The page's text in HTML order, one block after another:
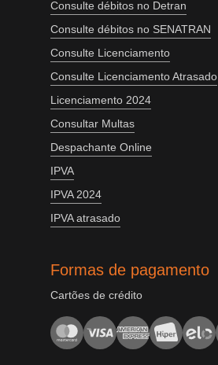
Consulte débitos no Detran
Consulte débitos no SENATRAN
Consulte Licenciamento
Consulte Licenciamento Atrasado
Licenciamento 2024
Consultar Multas
Despachante Online
IPVA
IPVA 2024
IPVA atrasado
Formas de pagamento
Cartões de crédito